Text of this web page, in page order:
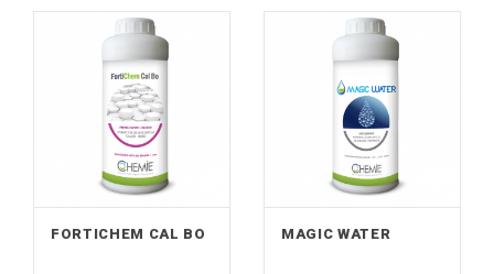
FORTICHEM CAL BO MAGIC WATER